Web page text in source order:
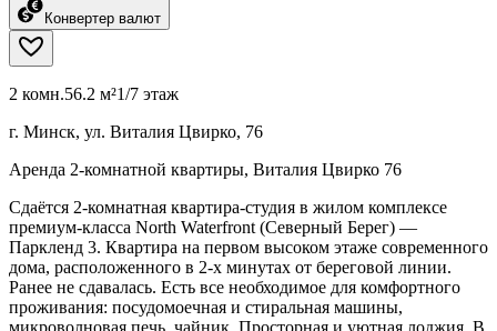
Конвертер валют
2 комн.56.2 м²1/7 этаж
г. Минск, ул. Виталия Цвирко, 76
Аренда 2-комнатной квартиры, Виталия Цвирко 76
Сдаётся 2-комнатная квартира-студия в жилом комплексе
премиум-класса North Waterfront (Северный Берег) —
Паркленд 3. Квартира на первом высоком этаже современного
дома, расположенного в 2-х минутах от береговой линии.
Ранее не сдавалась. Есть все необходимое для комфортного
проживания: посудомоечная и стиральная машины,
микроволновая печь, чайник. Просторная и уютная лоджия. В